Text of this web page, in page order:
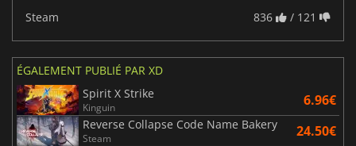
Steam
836 / 121
ÉGALEMENT PUBLIÉ PAR XD
Spirit X Strike
Kinguin 6.96€
Reverse Collapse Code Name Bakery
Steam 24.50€